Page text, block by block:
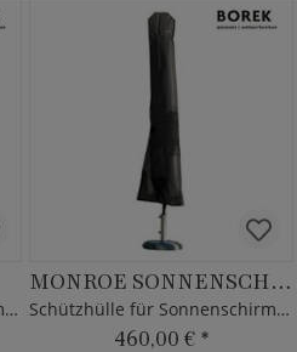
Schutzhülle für Sonnenschirme von Borek
MONROE SONNENSCHIRM COVER
Schützhülle für Sonnenschirm von Borek
460,00 € *